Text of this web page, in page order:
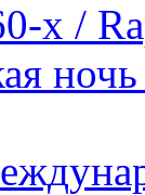
х /